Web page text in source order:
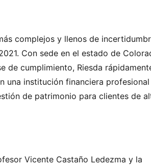
complejos y llenos de
Con sede en el estado de
de cumplimiento, Riesda
una institución financiera profesional
de patrimonio para clientes de
Vicente Castaño Ledezma y la